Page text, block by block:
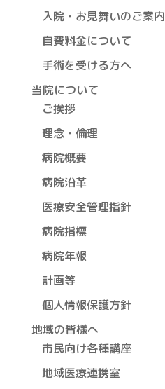
入院・お見舞いのご案内
自費料金について
手術を受ける方へ
当院について
ご挨拶
理念・倫理
病院概要
病院沿革
医療安全管理指針
病院指標
病院年報
計画等
個人情報保護方針
地域の皆様へ
市民向け各種講座
地域医療連携室